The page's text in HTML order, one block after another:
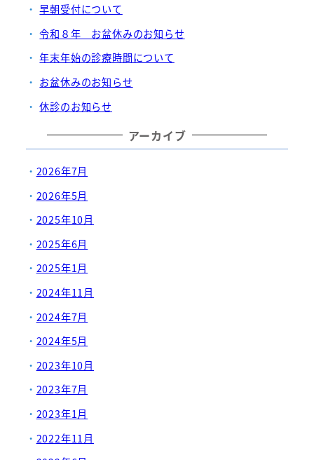
早朝受付について
令和８年 お盆休みのお知らせ
年末年始の診療時間について
お盆休みのお知らせ
休診のお知らせ
アーカイブ
2026年7月
2026年5月
2025年10月
2025年6月
2025年1月
2024年11月
2024年7月
2024年5月
2023年10月
2023年7月
2023年1月
2022年11月